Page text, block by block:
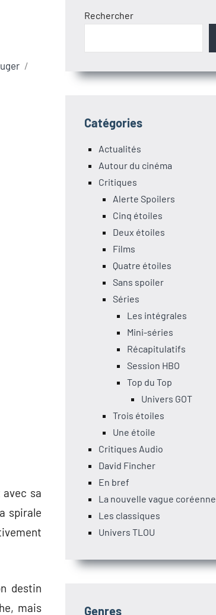
sa
spirale
destin
mais
Rechercher
Catégories
Actualités
Autour du cinéma
Critiques
Alerte Spoilers
Cinq étoiles
Deux étoiles
Films
Quatre étoiles
Sans spoiler
Séries
Les intégrales
Mini-séries
Récapitulatifs
Session HBO
Top du Top
Univers GOT
Trois étoiles
Une étoile
Critiques Audio
David Fincher
En bref
La nouvelle vague coréenne
Les classiques
Univers TLOU
Genres